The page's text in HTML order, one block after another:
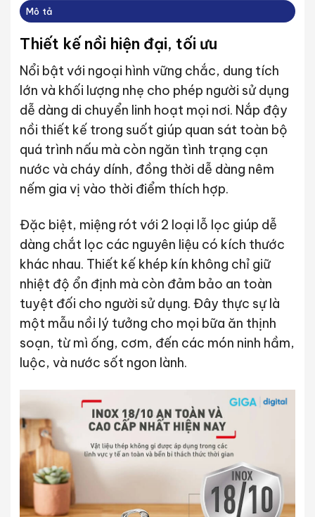
Mô tả
Thiết kế nồi hiện đại, tối ưu
Nổi bật với ngoại hình vững chắc, dung tích
lớn và khối lượng nhẹ cho phép người sử dụng
dễ dàng di chuyển linh hoạt mọi nơi. Nắp đậy
nồi thiết kế trong suốt giúp quan sát toàn bộ
quá trình nấu mà còn ngăn tình trạng cạn
nước và cháy dính, đồng thời dễ dàng nêm
nếm gia vị vào thời điểm thích hợp.
Đặc biệt, miệng rót với 2 loại lỗ lọc giúp dễ
dàng chắt lọc các nguyên liệu có kích thước
khác nhau. Thiết kế khép kín không chỉ giữ
nhiệt độ ổn định mà còn đảm bảo an toàn
tuyệt đối cho người sử dụng. Đây thực sự là
một mẫu nồi lý tưởng cho mọi bữa ăn thịnh
soạn, từ mì ống, cơm, đến các món ninh hầm,
luộc, và nước sốt ngon lành.